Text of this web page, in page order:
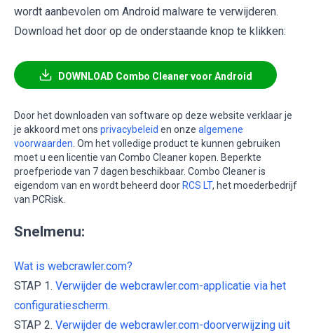
wordt aanbevolen om Android malware te verwijderen.
Download het door op de onderstaande knop te klikken:
DOWNLOAD Combo Cleaner voor Android
Door het downloaden van software op deze website verklaar je
je akkoord met ons privacybeleid en onze algemene
voorwaarden. Om het volledige product te kunnen gebruiken
moet u een licentie van Combo Cleaner kopen. Beperkte
proefperiode van 7 dagen beschikbaar. Combo Cleaner is
eigendom van en wordt beheerd door RCS LT, het moederbedrijf
van PCRisk.
Snelmenu:
Wat is webcrawler.com?
STAP 1. Verwijder de webcrawler.com-applicatie via het
configuratiescherm.
STAP 2. Verwijder de webcrawler.com-doorverwijzing uit